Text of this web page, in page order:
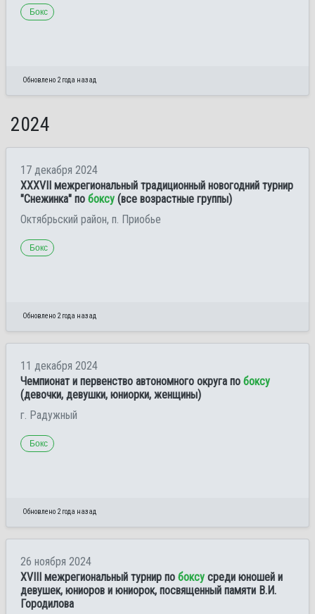
Бокс
Обновлено 2 года назад
2024
17 декабря 2024
ХХXVII межрегиональный традиционный новогодний турнир
"Снежинка" по боксу (все возрастные группы)
Октябрьский район, п. Приобье
Бокс
Обновлено 2 года назад
11 декабря 2024
Чемпионат и первенство автономного округа по боксу
(девочки, девушки, юниорки, женщины)
г. Радужный
Бокс
Обновлено 2 года назад
26 ноября 2024
XVIII межрегиональный турнир по боксу среди юношей и
девушек, юниоров и юниорок, посвященный памяти В.И.
Городилова